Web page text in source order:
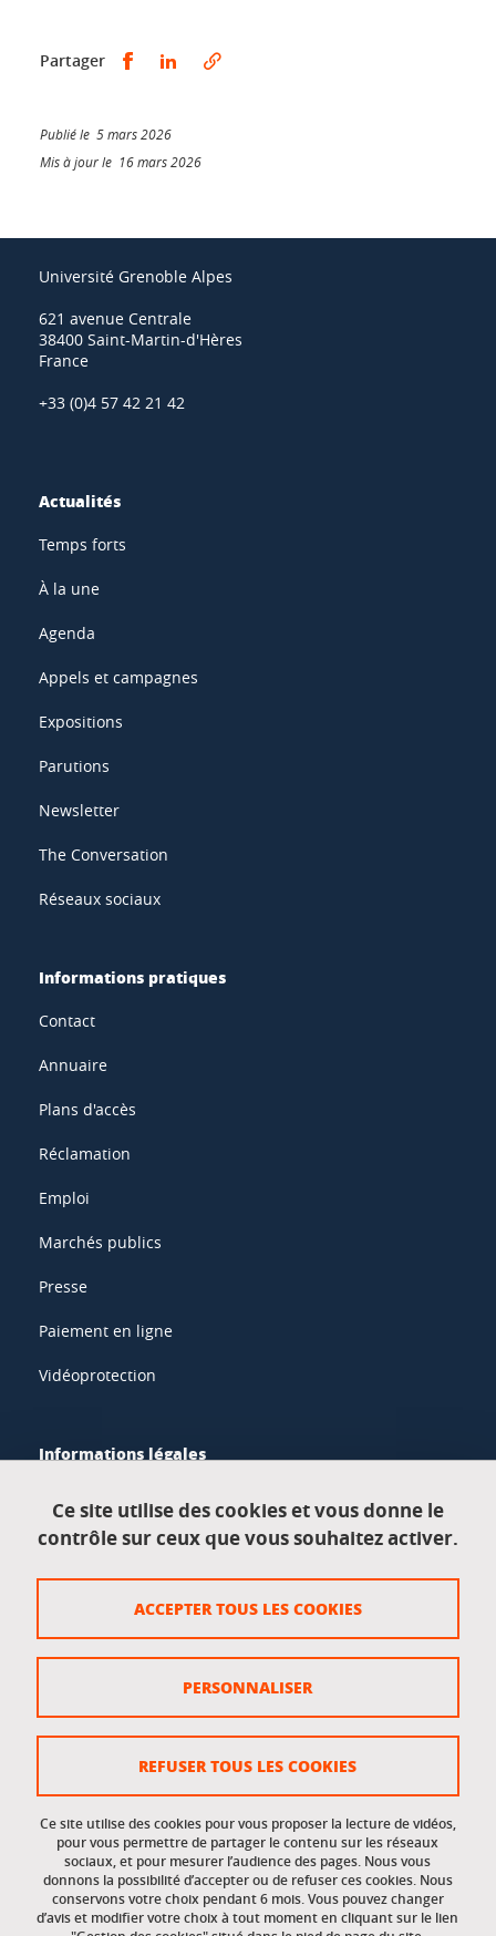
Partager Partager sur Facebook
Partager sur LinkedIn
Publié le 5 mars 2026
Mis à jour le 16 mars 2026
Université Grenoble Alpes
621 avenue Centrale
38400 Saint-Martin-d'Hères
France
+33 (0)4 57 42 21 42
Actualités
Temps forts
À la une
Agenda
Appels et campagnes
Expositions
Parutions
Newsletter
The Conversation
Réseaux sociaux
Informations pratiques
Contact
Annuaire
Plans d'accès
Réclamation
Emploi
Marchés publics
Presse
Paiement en ligne
Vidéoprotection
Informations légales
Données personnelles
Crédits
Gestion des cookies
Accessibilité : non conforme
Accès réservés
Intranet des étudiants et des personnels
Ce site utilise des cookies et vous donne le
contrôle sur ceux que vous souhaitez activer.
Ce site utilise des cookies pour vous proposer la lecture de vidéos,
pour vous permettre de partager le contenu sur les réseaux
sociaux, et pour mesurer l’audience des pages. Nous vous
donnons la possibilité d’accepter ou de refuser ces cookies. Nous
conservons votre choix pendant 6 mois. Vous pouvez changer
d’avis et modifier votre choix à tout moment en cliquant sur le lien
ACCEPTER TOUS LES COOKIES
REFUSER TOUS LES COOKIES
PERSONNALISER